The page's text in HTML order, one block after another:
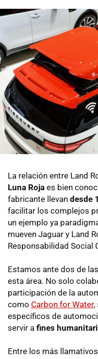
La relación entre Land
Luna Roja es bien
fabricante llevan desde
facilitar los complejos
un ejemplo ya
mueven Jaguar y Land
Responsabilidad Social
Estamos ante dos de
esta área. No solo
participación de la
como Carbon for Water,
específicos de
servir a fines
Entre los más